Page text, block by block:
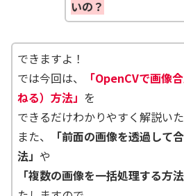
いの？
できますよ！
では今回は、
「OpenCVで画像
ねる）方法」 を
できるだけわかりやすく解説いた
また、
「前面の画像を透過して
法」 や
「複数の画像を一括処理する方法